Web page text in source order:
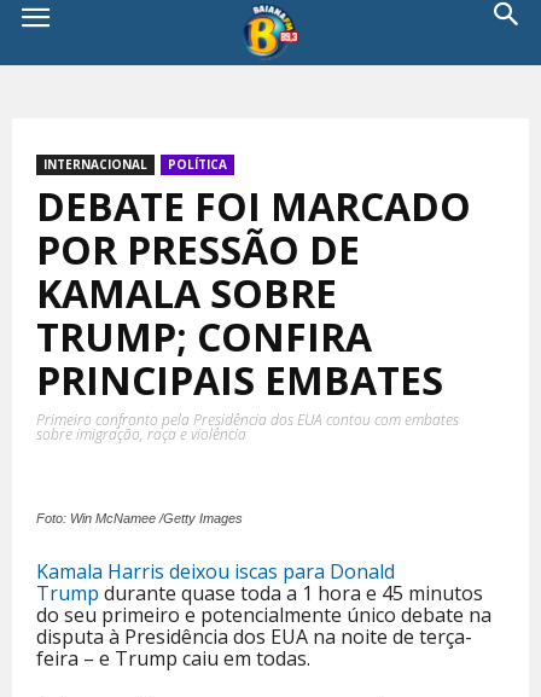
INTERNACIONAL POLÍTICA
DEBATE FOI MARCADO
POR PRESSÃO DE
KAMALA SOBRE
TRUMP; CONFIRA
PRINCIPAIS EMBATES
Primeiro confronto pela Presidência dos EUA contou com embates
sobre imigração, raça e violência
Foto: Win McNamee /Getty Images
Kamala Harris deixou iscas para Donald
Trump durante quase toda a 1 hora e 45 minutos
do seu primeiro e potencialmente único debate na
disputa à Presidência dos EUA na noite de terça-
feira – e Trump caiu em todas.